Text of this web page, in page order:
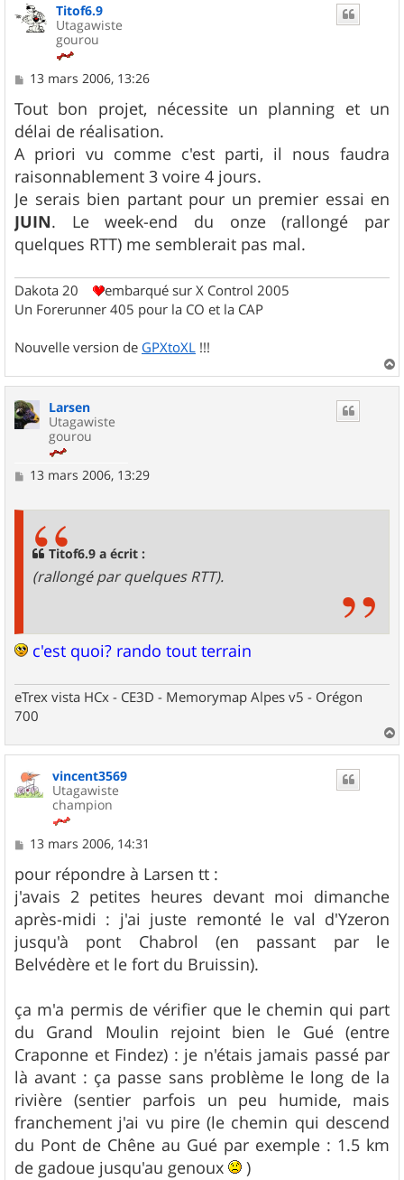
Titof6.9
Utagawiste
gourou
M
s
s
a
e
13 mars 2006, 13:26
Tout bon projet, nécessite un planning et un
délai de réalisation.
A priori vu comme c'est parti, il nous faudra
raisonnablement 3 voire 4 jours.
Je serais bien partant pour un premier essai en
JUIN. Le week-end du onze (rallongé par
quelques RTT) me semblerait pas mal.
Dakota 20
embarqué sur X Control 2005
Un Forerunner 405 pour la CO et la CAP
Nouvelle version de GPXtoXL !!!
a
Larsen
Utagawiste
gourou
M13 mars 2006, 13:29
Titof6.9 a écrit :
(rallongé par quelques RTT).
c'est quoi? rando tout terrain
eTrex vista HCx - CE3D - Memorymap Alpes v5 - Orégon
700
a
vincent3569
Utagawiste
champion
M
s
s
a
g
e
13 mars 2006, 14:31
pour répondre à Larsen tt :
j'avais 2 petites heures devant moi dimanche
après-midi : j'ai juste remonté le val d'Yzeron
jusqu'à pont Chabrol (en passant par le
Belvédère et le fort du Bruissin).
ça m'a permis de vérifier que le chemin qui part
du Grand Moulin rejoint bien le Gué (entre
Craponne et Findez) : je n'étais jamais passé par
là avant : ça passe sans problème le long de la
rivière (sentier parfois un peu humide, mais
franchement j'ai vu pire (le chemin qui descend
du Pont de Chêne au Gué par exemple : 1.5 km
de gadoue jusqu'au genoux
)